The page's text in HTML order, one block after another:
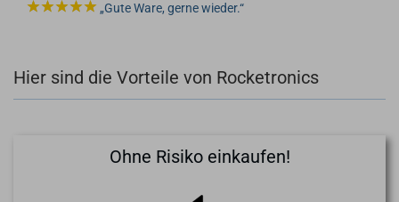
Gute Ware, gerne wieder.
Hier sind die Vorteile von Rocketronics
Ohne Risiko einkaufen!